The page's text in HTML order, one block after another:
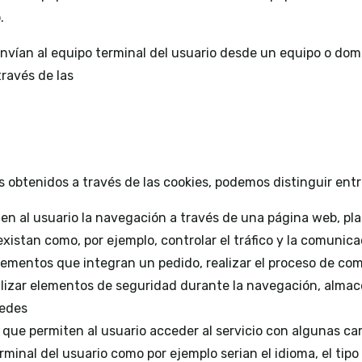
al equipo terminal del usuario desde un equipo o
de las
a través de las cookies, podemos distinguir
al usuario la navegación a través de una página web,
como, por ejemplo, controlar el tráfico y la
que integran un pedido, realizar el proceso de
elementos de seguridad durante la navegación,
que permiten al usuario acceder al servicio con algunas
del usuario como por ejemplo serian el idioma, el